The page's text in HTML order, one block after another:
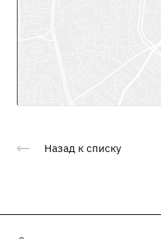
Назад к списку